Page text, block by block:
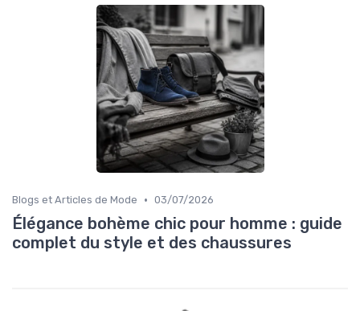
Blogs et Articles de Mode • 03/07/2026
Élégance bohème chic pour homme : guide
complet du style et des chaussures